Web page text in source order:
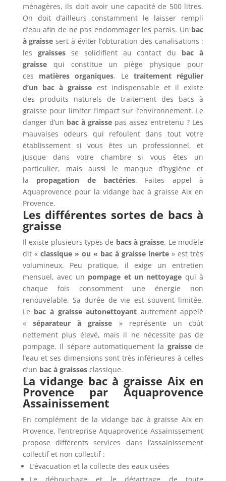
ménagères, ils doit avoir une capacité de 500 litres.
On doit d’ailleurs constamment le laisser rempli
d’eau afin de ne pas endommager les parois. Un bac
à graisse sert à éviter l’obturation des canalisations :
les graissesse solidifient au contact du bac à
graissequi constitue un piège physique pour
ces matières organiques. Le traitement régulier
d’un bac à graisse est indispensable et il existe
des produits naturels de traitement des bacs à
graisse pour limiter l’impact sur l’environnement. Le
danger d’un bac à graissepas assez entretenu ? Les
mauvaises odeurs qui refoulent dans tout votre
établissement si vous êtes un professionnel, et
jusque dans votre chambre si vous êtes un
particulier, mais aussi le manque d’hygiène et
la propagation de bactéries. Faites appel à
Aquaprovence pour la vidange bac à graisse Aix en
Provence.
Les différentes sortes de bacs à
graisse
Il existe plusieurs types de bacs à graisse. Le modèle
dit « classique » ou « bac à graisse inerte » est très
volumineux. Peu pratique, il exige un entretien
mensuel, avec un pompage et un nettoyage qui à
chaque fois consomment une énergie non
renouvelable. Sa durée de vie est souvent limitée.
Le bac à graisse autonettoyant autrement appelé
« séparateur à graisse » représente un coût
nettement plus élevé, mais il ne nécessite pas de
pompage. Il sépare automatiquement la graissede
l’eau et ses dimensions sont très inférieures à celles
d’un bac à graissesclassique.
La vidange bac à graisse Aix en
Provence par Aquaprovence
Assainissement
En complément de la vidange bac à graisse Aix en
Provence, l’entreprise Aquaprovence Assainissement
propose différents services dans l’assainissement
collectif et non collectif :
L’évacuation et la collecte des eaux usées